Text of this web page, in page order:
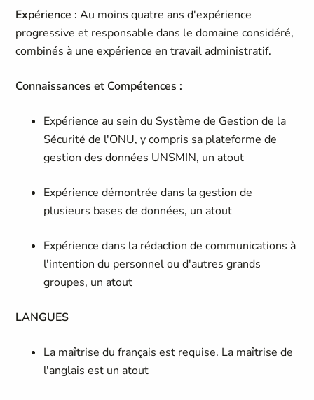
Expérience : Au moins quatre ans d'expérience
progressive et responsable dans le domaine considéré,
combinés à une expérience en travail administratif.
Connaissances et Compétences :
Expérience au sein du Système de Gestion de la
Sécurité de l'ONU, y compris sa plateforme de
gestion des données UNSMIN, un atout
Expérience démontrée dans la gestion de
plusieurs bases de données, un atout
Expérience dans la rédaction de communications à
l'intention du personnel ou d'autres grands
groupes, un atout
LANGUES
La maîtrise du français est requise. La maîtrise de
l'anglais est un atout